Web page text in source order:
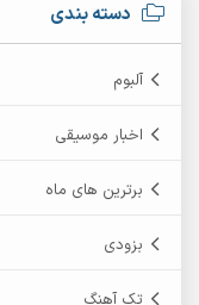
دسته بندی
آلبوم
اخبار موسیقی
برترین های ماه
بزودی